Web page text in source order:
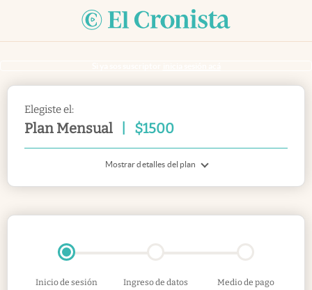
Elegiste el:
Plan Mensual $1500
Mostrar detalles del plan
Inicio de sesión Ingreso de datos Medio de pago